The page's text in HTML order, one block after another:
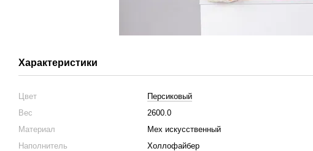
Характеристики
Цвет
Персиковый
Вес
2600.0
Материал
Мех искусственный
Наполнитель
Холлофайбер